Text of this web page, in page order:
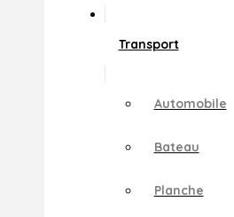
Transport
Automobile
Bateau
Planche